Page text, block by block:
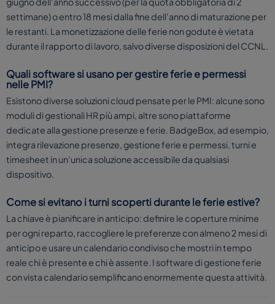
settimane) o entro 18 mesi dalla fine dell'anno di maturazione per
le restanti. La monetizzazione delle ferie non godute è vietata
durante il rapporto di lavoro, salvo diverse disposizioni del CCNL.
Quali software si usano per gestire ferie e permessi
nelle PMI?
Esistono diverse soluzioni cloud pensate per le PMI: alcune sono
moduli di gestionali HR più ampi, altre sono piattaforme
dedicate alla gestione presenze e ferie. BadgeBox, ad esempio,
integra rilevazione presenze, gestione ferie e permessi, turni e
timesheet in un'unica soluzione accessibile da qualsiasi
dispositivo.
Come si evitano i turni scoperti durante le ferie estive?
La chiave è pianificare in anticipo: definire le coperture minime
per ogni reparto, raccogliere le preferenze con almeno 2 mesi di
anticipo e usare un calendario condiviso che mostri in tempo
reale chi è presente e chi è assente. I software di gestione ferie
con vista calendario semplificano enormemente questa attività.